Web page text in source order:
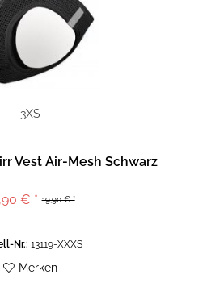
3XS
Vest Air-Mesh Schwarz
19,90 € *
€ *
Nr.: 13119-XXXS
Merken